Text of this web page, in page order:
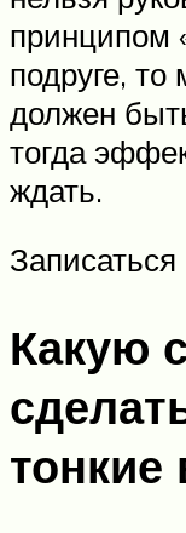
принципом
подруге,
должен
тогда
ждать.
Записаться
Какую